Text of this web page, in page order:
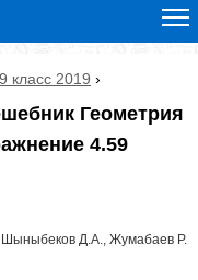
класс 2019 ›
Геометрия
4.59
Д.А., Жумабаев Р.